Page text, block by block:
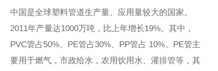
中国是全球塑料管道生产量、应用量较大的国家。
2011年产量达1000万吨，比上年增长19%。其中，
PVC管占50%、PE管占30%、PP管占 10%。PE管主
要用于燃气，市政给水，农用饮用水、灌排管等，其